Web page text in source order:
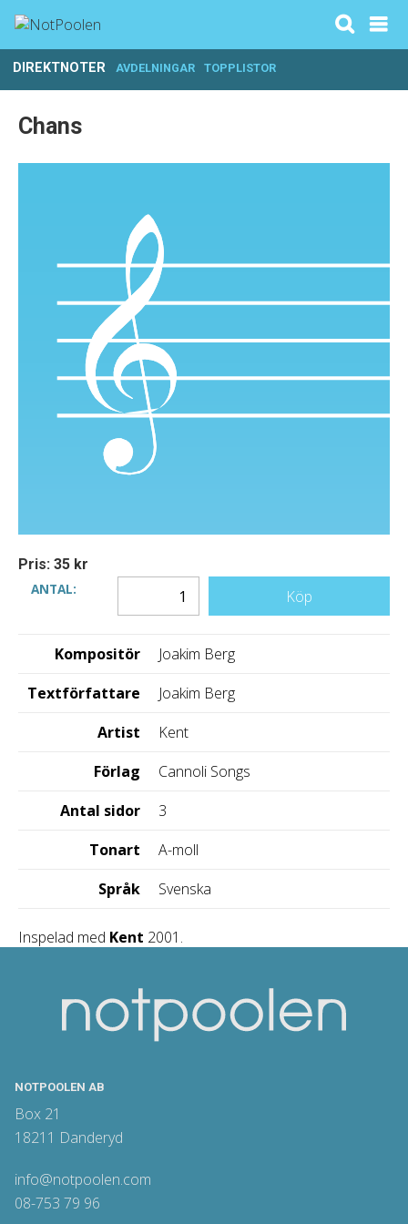
DIREKTNOTER AVDELNINGAR TOPPLISTOR
Chans
Pris: 35 kr
ANTAL:
Köp
Kompositör
Joakim Berg
Textförfattare
Joakim Berg
Artist
Kent
Förlag
Cannoli Songs
Antal sidor
3
Tonart
A-moll
Språk
Svenska
Inspelad med Kent 2001.
NOTPOOLEN AB
Box 21
18211 Danderyd
info@notpoolen.com
08-753 79 96